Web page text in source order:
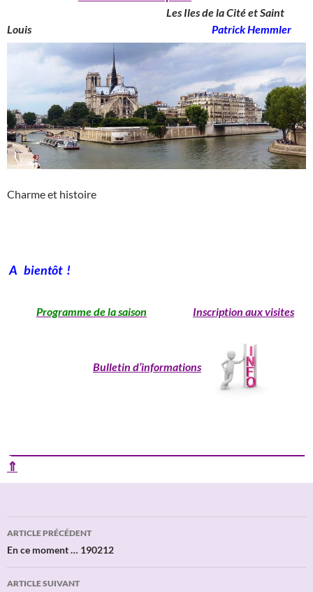
Les Iles de la Cité et Saint
Louis
Patrick Hemmler
Charme et histoire
A bientôt !
Programme de la saison Inscription aux visites
Bulletin d’informations
⇑
Navigation
des
articles
ARTICLE PRÉCÉDENT
En ce moment … 190212
ARTICLE SUIVANT